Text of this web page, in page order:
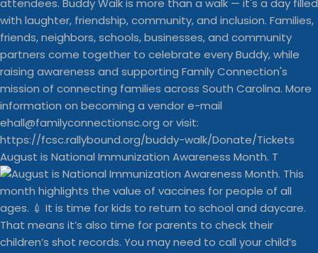
August is National Immunization Awareness Month. T